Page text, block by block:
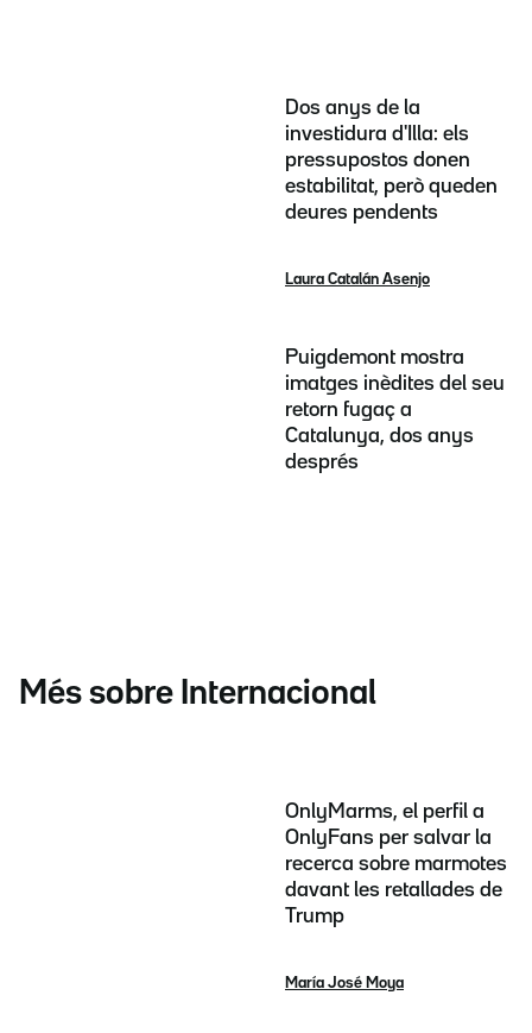
Dos anys de la
investidura d'Illa: els
pressupostos donen
estabilitat, però queden
deures pendents
Laura Catalán Asenjo
Puigdemont mostra
imatges inèdites del seu
retorn fugaç a
Catalunya, dos anys
després
Més sobre Internacional
OnlyMarms, el perfil a
OnlyFans per salvar la
recerca sobre marmotes
davant les retallades de
Trump
María José Moya